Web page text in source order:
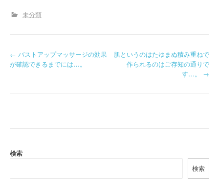
未分類
P
a
← バストアップマッサージの効果
が確認できるまでには…。
肌というのはたゆまぬ積み重ねで
作られるのはご存知の通りで
す…。 →
検索
検索